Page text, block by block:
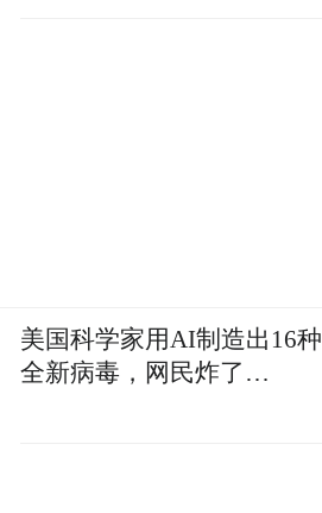
美国科学家用AI制造出16种
全新病毒，网民炸了…